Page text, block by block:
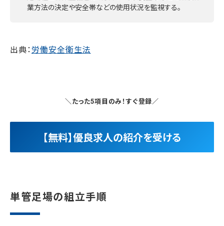
業方法の決定や安全帯などの使用状況を監視する。
出典：労働安全衛生法
＼たった5項目のみ！すぐ登録／
【無料】優良求人の紹介を受ける
単管足場の組立手順